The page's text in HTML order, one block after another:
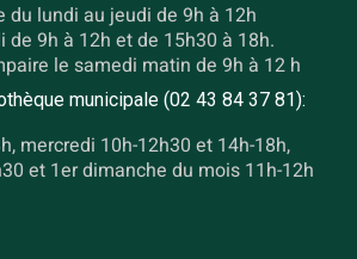
du lundi au jeudi de 9h à 12h
de 9h à 12h et de 15h30 à 18h.
le samedi matin de 9h à 12 h
municipale (02 43 84 37 81):
mercredi 10h-12h30 et 14h-18h,
et 1er dimanche du mois 11h-12h